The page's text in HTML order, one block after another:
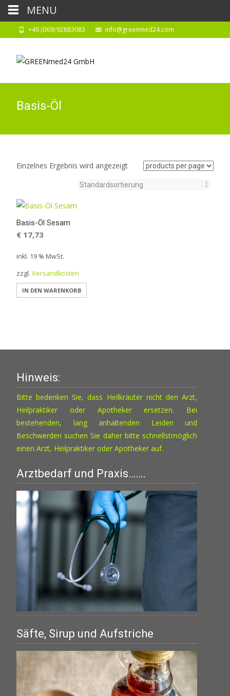
+49 (069) 92883083 info@greenmed24.com
Basis-Öl
Einzelnes Ergebnis wird angezeigt
Basis-Öl Sesam
€ 17,73
inkl. 19 % MwSt.
zzgl. Versandkosten
IN DEN WARENKORB
Hinweis:
Bitte bedenken Sie, dass Heilkräuter nicht den Arzt,
Heilpraktiker oder Apotheker ersetzen. Bei
bestehenden, lang anhaltenden Leiden und
Beschwerden suchen Sie daher bitte schnellstmöglich
einen Arzt, Heilpraktiker oder Apotheker auf.
Arztbedarf und Praxis…….
Säfte, Sirup und Aufstriche
MENU